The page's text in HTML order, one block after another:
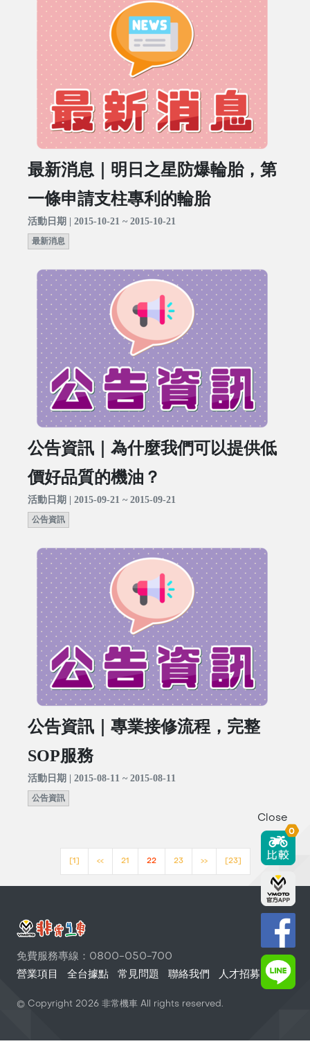
最新消息｜明日之星防爆輪胎，第
一條申請支柱專利的輪胎
活動日期 | 2015-10-21 ~ 2015-10-21
最新消息
公告資訊｜為什麼我們可以提供低
價好品質的機油？
活動日期 | 2015-09-21 ~ 2015-09-21
公告資訊
公告資訊｜專業接修流程，完整
SOP服務
活動日期 | 2015-08-11 ~ 2015-08-11
公告資訊
[1] << 21 22 23 >> [23]
免費服務專線：0800-050-700
營業項目
全台據點 常見問題 聯絡我們 人才招募
© Copyright 2026 非常機車 All rights reserved.
Close
0